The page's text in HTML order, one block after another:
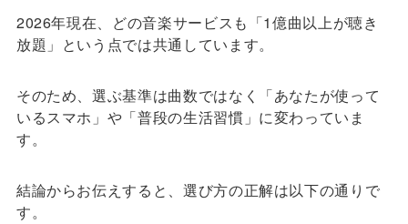
2026年現在、どの音楽サービスも「1億曲以上が聴き
放題」という点では共通しています。
そのため、選ぶ基準は曲数ではなく「あなたが使って
いるスマホ」や「普段の生活習慣」に変わっていま
す。
結論からお伝えすると、選び方の正解は以下の通りで
す。